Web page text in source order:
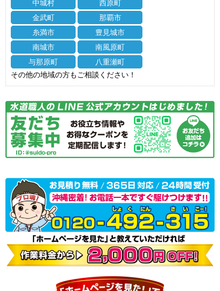
中城村
西原町
金武町
那覇市
糸満市
豊見城市
南城市
南風原町
与那原町
八重瀬町
その他の地域の方もご相談ください！